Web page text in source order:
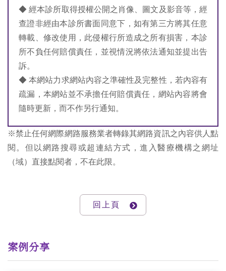
◆ 經本診所取得授權公開之肖像、圖文及影音等，經
查證非經由本診所書面同意下，如有第三方將其任意
轉載、修改使用，此侵權行所造成之所有損害，本診
所不負任何賠償責任，並視情況將依法通知並提出告
訴。
◆ 本網站力求網站內容之準確性及完整性，若內容有
疏漏，本網站並不承擔任何賠償責任，網站內容將會
隨時更新，而不作另行通知。
※禁止任何網際網路服務業者轉錄其網路資訊之內容供人點
閱。但以網路搜尋或超連結方式，進入醫療機構之網址
（域）直接點閱者，不在此限。
回上頁
案例分享